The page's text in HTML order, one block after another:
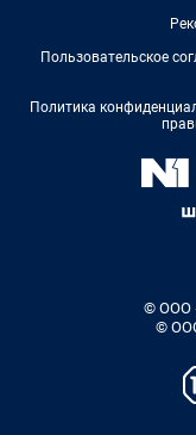
Пользовательское
Политика
© ООО
©